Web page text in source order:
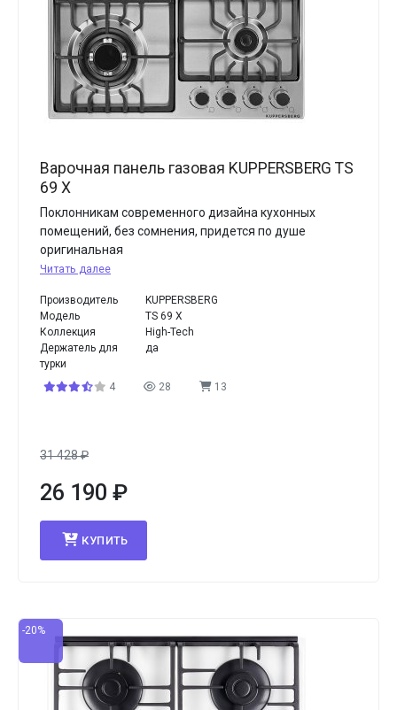
Варочная панель газовая KUPPERSBERG TS
69 X
Поклонникам современного дизайна кухонных
помещений, без сомнения, придется по душе
оригинальная
Читать далее
Производитель
KUPPERSBERG
Модель
TS 69 X
Коллекция
High-Tech
Держатель для
турки
да
4 28 13
31 428₽
26 190 ₽
КУПИТЬ
-20%